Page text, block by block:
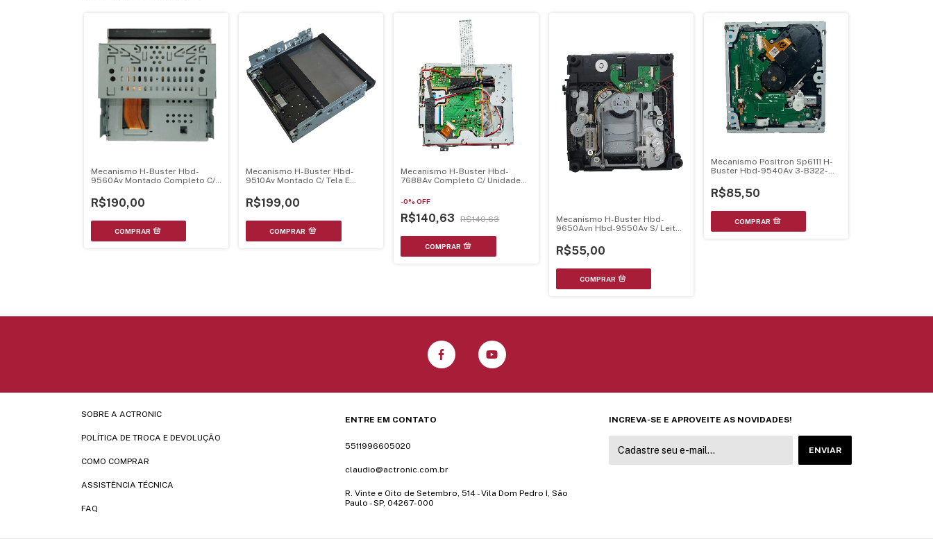
Mecanismo H-Buster Hbd-
9560Av Montado Completo C/
R$190,00
Mecanismo H-Buster Hbd-
9510Av Montado C/ Tela E
R$199,00
Mecanismo H-Buster Hbd-
7688Av Completo C/ Unidade
-0%OFF
R$140,63 R$140,63
Mecanismo H-Buster Hbd-
9650Avn Hbd-9550Av S/ Leitor
R$55,00
Mecanismo Positron Sp6111 H-
Buster Hbd-9540Av 3-B322-
Unidade Optica
R$85,50
SOBRE A ACTRONIC
POLÍTICA DE TROCA E DEVOLUÇÃO
COMO COMPRAR
ASSISTÊNCIA TÉCNICA
FAQ
ENTRE EM CONTATO
5511996605020
claudio@actronic.com.br
R. Vinte e Oito de Setembro, 514 - Vila Dom Pedro I, São
Paulo - SP, 04267-000
INCREVA-SE E APROVEITE AS NOVIDADES!